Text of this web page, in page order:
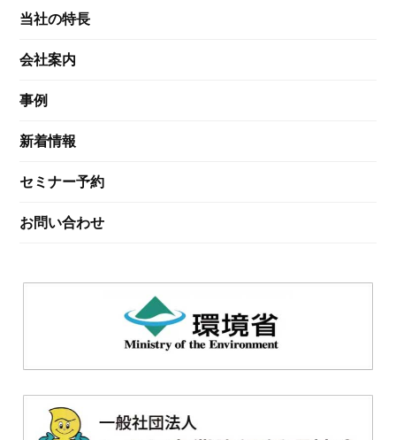
当社の特長
会社案内
事例
新着情報
セミナー予約
お問い合わせ